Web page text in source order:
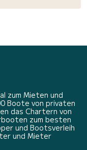
zum Mieten und
Boote von privaten
das Chartern von
zum besten
und Bootsverleih
und Mieter